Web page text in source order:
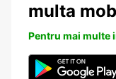
multa
Pentru mai multe